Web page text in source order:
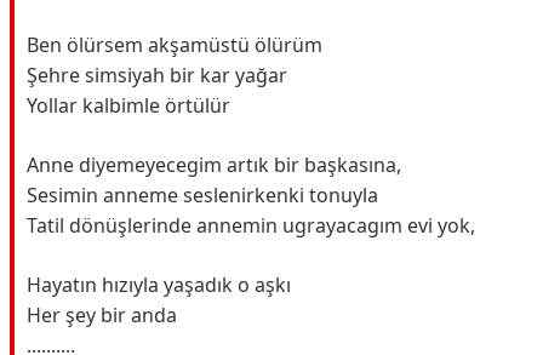
Ben ölürsem akşamüstü ölürüm
Şehre simsiyah bir kar yağar
Yollar kalbimle örtülür
Anne diyemeyecegim artık bir başkasına,
Sesimin anneme seslenirkenki tonuyla
Tatil dönüşlerinde annemin ugrayacagım evi yok,
Hayatın hızıyla yaşadık o aşkı
Her şey bir anda
..........